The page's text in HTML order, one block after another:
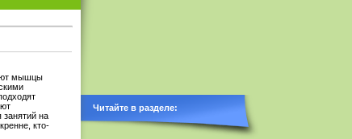
мышцы
на
кто-
Читайте в разделе: